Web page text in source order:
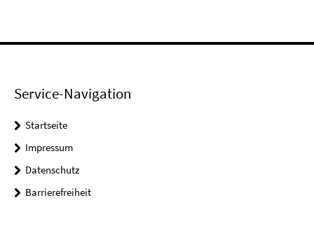
Service-Navigation
Startseite
Impressum
Datenschutz
Barrierefreiheit